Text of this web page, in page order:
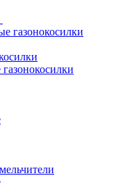
газонокосилки